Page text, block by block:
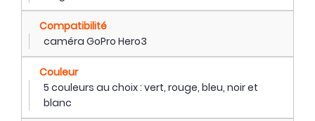
Compatibilité
caméra GoPro Hero3
Couleur
5 couleurs au choix : vert, rouge, bleu, noir et
blanc